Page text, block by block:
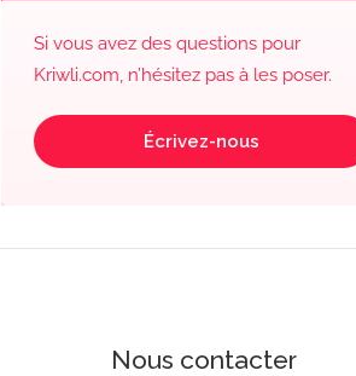
Si vous avez des questions pour
Kriwli.com, n’hésitez pas à les poser.
Écrivez-nous
Nous contacter